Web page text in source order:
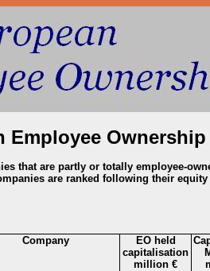
Employee Ownership
that are partly or totally employee-
are ranked following their
Company EO held
capitalisation
million €